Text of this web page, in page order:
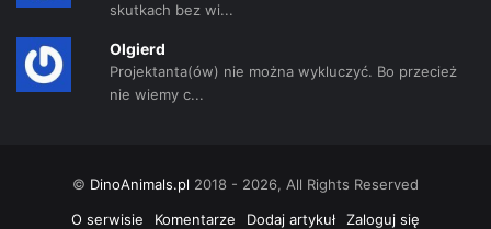
skutkach bez wi...
Olgierd
Projektanta(ów) nie można wykluczyć. Bo przecież
nie wiemy c...
© DinoAnimals.pl 2018 - 2026, All Rights Reserved
O serwisie
Komentarze Dodaj artykuł Zaloguj się